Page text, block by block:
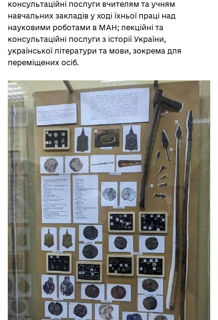
консультаційні послуги вчителям та учням
навчальних закладів у ході їхньої праці над
науковими роботами в МАН; лекційні та
консультаційні послуги з історії України,
української літератури та мови, зокрема для
переміщених осіб.